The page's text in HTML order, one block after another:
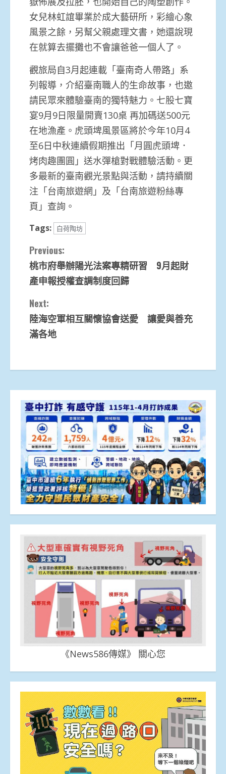
女兒林虹誼畢業於成大藝研所，彩繪心象
風景之餘，另幫父親處理文書，她還說現
在就算去擺攤也不會讓爸爸一個人了。
觀旅局自3月起連載「臺南奇人帶路」系
列報導，介紹臺南職人的生命故事，也邀
請民眾來體驗臺南的獨特魅力。七股七寶
宴9月9日限量開賣130桌 再加碼送500元
在地漁產。虎頭埤風景區將於今年10月4
至6日中秋連續假期推出「月圓虎頭埤．
烤肉趣團圓」送水彈槍對戰體驗活動。更
多最新的臺南觀光景點與活動，請持續關
注「台南旅遊網」及「台南旅遊粉絲專
頁」查詢。
Tags: 白荷陶坊
Continue
Reading
Previous:
桃市府舉辦陽光法案專精研習 9月起財
產申報授權查調制度回歸
Next:
陸海空軍相互關懷協會送愛 讓愛與善充
滿各地
《News586傳媒》 關心您